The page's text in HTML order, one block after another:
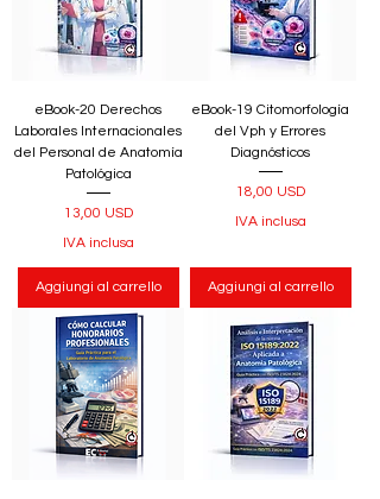
eBook-20 Derechos
Laborales Internacionales
del Personal de Anatomía
Patológica
Prezzo
13,00 USD
IVA inclusa
Aggiungi al carrello
eBook-19 Citomorfología
del Vph y Errores
Diagnósticos
Prezzo
18,00 USD
IVA inclusa
Aggiungi al carrello